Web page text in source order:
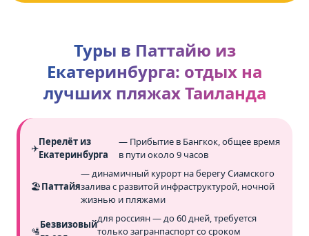
Туры в Паттайю из
Екатеринбурга: отдых на
лучших пляжах Таиланда
✈️
Перелёт из
Екатеринбурга
— Прибытие в Бангкок, общее время
в пути около 9 часов
🏖️Паттайя
— динамичный курорт на берегу Сиамского
залива с развитой инфраструктурой, ночной
жизнью и пляжами
🛂
Безвизовый
для россиян — до 60 дней, требуется
только загранпаспорт со сроком